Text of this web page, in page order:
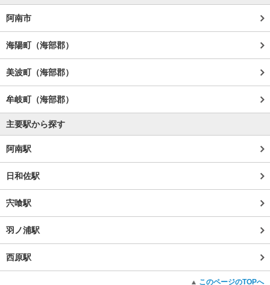
阿南市
海陽町（海部郡）
美波町（海部郡）
牟岐町（海部郡）
主要駅から探す
阿南駅
日和佐駅
宍喰駅
羽ノ浦駅
西原駅
このページのTOPへ